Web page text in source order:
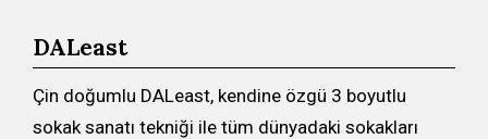
DALeast
Çin doğumlu DALeast, kendine özgü 3 boyutlu
sokak sanatı tekniği ile tüm dünyadaki sokakları